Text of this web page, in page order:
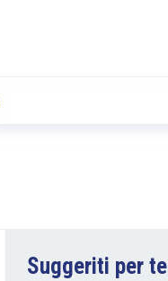
Suggeriti per te